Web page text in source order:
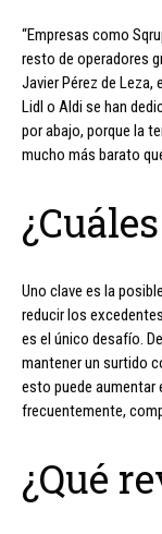
“Empresas como
resto de operadores
Javier Pérez de Leza,
Lidl o Aldi se han
por abajo, porque la
mucho más barato
Uno clave es la
reducir los
es el único desafío.
mantener un surtido
esto puede aumentar
frecuentemente,
¿Qué